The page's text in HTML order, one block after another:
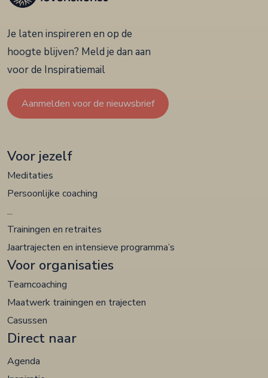
Je laten inspireren en op de
hoogte blijven? Meld je dan aan
voor de Inspiratiemail
Aanmelden voor de nieuwsbrief
Voor jezelf
Meditaties
Persoonlijke coaching
...
Trainingen en retraites
Jaartrajecten en intensieve programma’s
Voor organisaties
Teamcoaching
Maatwerk trainingen en trajecten
Casussen
Direct naar
Agenda